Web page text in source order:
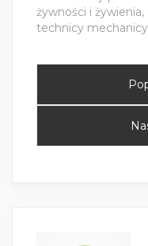
żywności i
technicy